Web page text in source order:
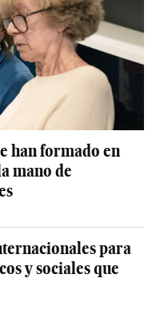
han formado en
mano de
para
y sociales que